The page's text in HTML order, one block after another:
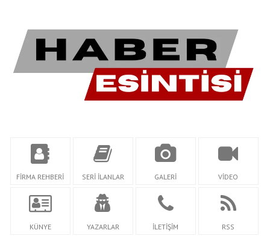
FİRMA REHBERİ SERİ İLANLAR GALERİ VİDEO
KÜNYE YAZARLAR İLETİŞİM RSS